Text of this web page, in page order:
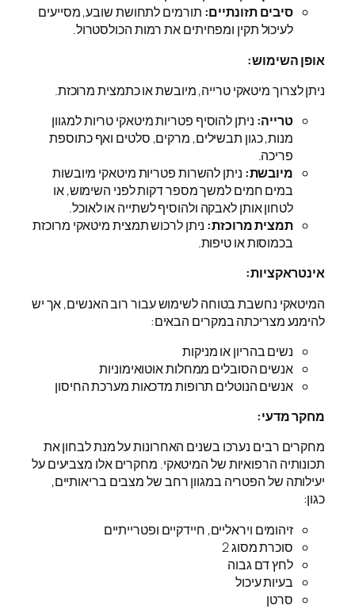
סיבים תזונתיים: תורמים לתחושת שובע, מסייעים
לעיכול תקין ומפחיתים את רמות הכולסטרול.
אופן השימוש:
ניתן לצרוך מיטאקי טרייה, מיובשת או כתמצית מרוכזת.
טרייה: ניתן להוסיף פטריות מיטאקי טריות למגוון
מנות, כגון תבשילים, מרקים, סלטים ואף כתוספת
פריכה.
מיובשת: ניתן להשרות פטריות מיטאקי מיובשות
במים חמים למשך מספר דקות לפני השימוש, או
לטחון אותן לאבקה ולהוסיף לשתייה או לאוכל.
תמצית מרוכזת: ניתן לרכוש תמצית מיטאקי מרוכזת
בכמוסות או טיפות.
אינטראקציות:
המיטאקי נחשבת בטוחה לשימוש עבור רוב האנשים, אך יש
להימנע מצריכתה במקרים הבאים:
נשים בהריון או מניקות
אנשים הסובלים ממחלות אוטואימוניות
אנשים הנוטלים תרופות מדכאות מערכת החיסון
מחקר מדעי:
מחקרים רבים נערכו בשנים האחרונות על מנת לבחון את
תכונותיה הרפואיות של המיטאקי. מחקרים אלו מצביעים על
יעילותה של הפטריה במגוון רחב של מצבים בריאותיים,
כגון:
זיהומים ויראליים, חיידקיים ופטרייתיים
סוכרת מסוג 2
לחץ דם גבוה
בעיות עיכול
סרטן